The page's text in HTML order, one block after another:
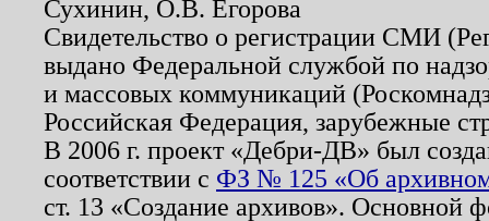
Сухинин, О.В. Егорова
Свидетельство о регистрации СМИ
выдано Федеральной службой по
и массовых коммуникаций
Российская Федерация, зарубежные
В 2006 г. проект «Дебри-ДВ» был
соответствии с ФЗ № 125 «Об
ст. 13 «Создание архивов». Основной